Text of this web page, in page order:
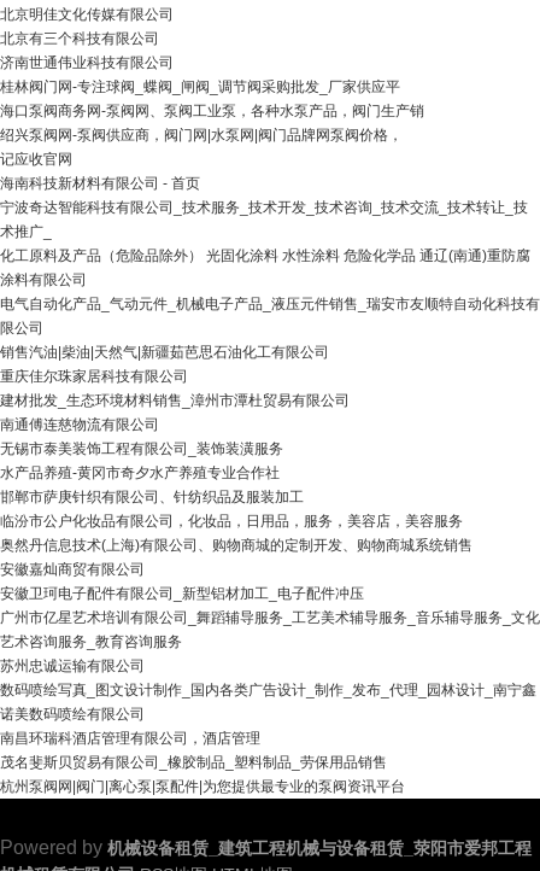
北京明佳文化传媒有限公司
北京有三个科技有限公司
济南世通伟业科技有限公司
桂林阀门网-专注球阀_蝶阀_闸阀_调节阀采购批发_厂家供应平
海口泵阀商务网-泵阀网、泵阀工业泵，各种水泵产品，阀门生产销
绍兴泵阀网-泵阀供应商，阀门网|水泵网|阀门品牌网泵阀价格，
记应收官网
海南科技新材料有限公司 - 首页
宁波奇达智能科技有限公司_技术服务_技术开发_技术咨询_技术交流_技术转让_技
术推广_
化工原料及产品（危险品除外） 光固化涂料 水性涂料 危险化学品 通辽(南通)重防腐
涂料有限公司
电气自动化产品_气动元件_机械电子产品_液压元件销售_瑞安市友顺特自动化科技有
限公司
销售汽油|柴油|天然气|新疆茹芭思石油化工有限公司
重庆佳尔珠家居科技有限公司
建材批发_生态环境材料销售_漳州市潭杜贸易有限公司
南通傅连慈物流有限公司
无锡市泰美装饰工程有限公司_装饰装潢服务
水产品养殖-黄冈市奇夕水产养殖专业合作社
邯郸市萨庚针织有限公司、针纺织品及服装加工
临汾市公户化妆品有限公司，化妆品，日用品，服务，美容店，美容服务
奥然丹信息技术(上海)有限公司、购物商城的定制开发、购物商城系统销售
安徽嘉灿商贸有限公司
安徽卫珂电子配件有限公司_新型铝材加工_电子配件冲压
广州市亿星艺术培训有限公司_舞蹈辅导服务_工艺美术辅导服务_音乐辅导服务_文化
艺术咨询服务_教育咨询服务
苏州忠诚运输有限公司
数码喷绘写真_图文设计制作_国内各类广告设计_制作_发布_代理_园林设计_南宁鑫
诺美数码喷绘有限公司
南昌环瑞科酒店管理有限公司，酒店管理
茂名斐斯贝贸易有限公司_橡胶制品_塑料制品_劳保用品销售
杭州泵阀网|阀门|离心泵|泵配件|为您提供最专业的泵阀资讯平台
Powered by 机械设备租赁_建筑工程机械与设备租赁_荥阳市爱邦工程